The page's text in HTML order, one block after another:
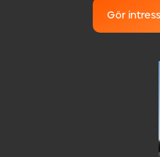
Gör